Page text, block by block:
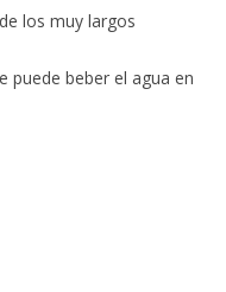
los muy largos
puede beber el agua en